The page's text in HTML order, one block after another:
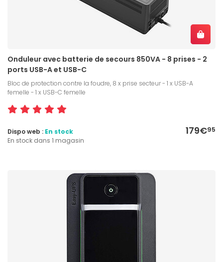
Onduleur avec batterie de secours 850VA - 8 prises - 2
ports USB-A et USB-C
Bloc de protection contre la foudre, 8 x prise secteur - 1 x USB-A
femelle - 1 x USB-C femelle
179€95
Dispo web : En stock
En stock dans 1 magasin